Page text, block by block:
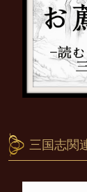
三国志関